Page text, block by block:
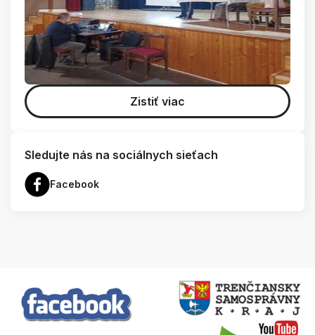
Zistiť viac
Sledujte nás na sociálnych sieťach
Facebook